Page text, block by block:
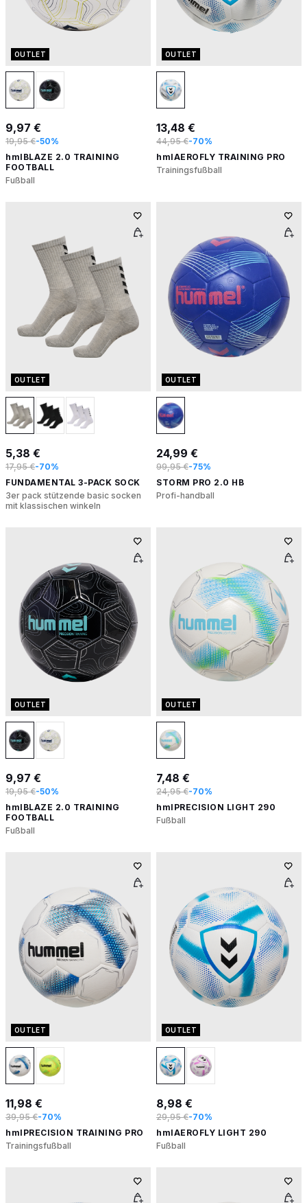
OUTLET
9,97 €
19,95 €-50%
hmlBLAZE 2.0 TRAINING
FOOTBALL
Fußball
OUTLET
13,48 €
44,95 €-70%
hmlAEROFLY TRAINING PRO
Trainingsfußball
OUTLET
5,38 €
17,95 €-70%
FUNDAMENTAL 3-PACK SOCK
3er pack stützende basic socken
mit klassischen winkeln
OUTLET
24,99 €
99,95 €-75%
STORM PRO 2.0 HB
Profi-handball
OUTLET
9,97 €
19,95 €-50%
hmlBLAZE 2.0 TRAINING
FOOTBALL
Fußball
OUTLET
7,48 €
24,95 €-70%
hmlPRECISION LIGHT 290
Fußball
OUTLET
11,98 €
39,95 €-70%
hmlPRECISION TRAINING PRO
Trainingsfußball
OUTLET
8,98 €
29,95 €-70%
hmlAEROFLY LIGHT 290
Fußball